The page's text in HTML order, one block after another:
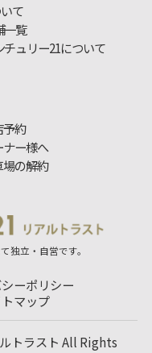
て
一覧
チュリー21について
予約
ナー様へ
場の解約
独立・自営です。
ーポリシー
マップ
トラスト All Rights